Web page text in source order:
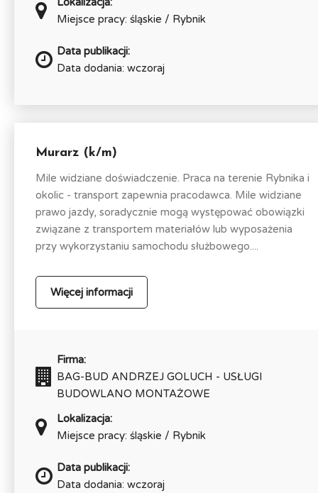
Miejsce pracy: śląskie / Rybnik
Data publikacji:
Data dodania: wczoraj
Murarz (k/m)
Mile widziane doświadczenie. Praca na terenie Rybnika i
okolic - transport zapewnia pracodawca. Mile widziane
prawo jazdy, soradycznie mogą występować obowiązki
związane z transportem materiałów lub wyposażenia
przy wykorzystaniu samochodu służbowego....
Więcej informacji
Firma:
BAG-BUD ANDRZEJ GOLUCH - USŁUGI
BUDOWLANO MONTAŻOWE
Lokalizacja:
Miejsce pracy: śląskie / Rybnik
Data publikacji:
Data dodania: wczoraj